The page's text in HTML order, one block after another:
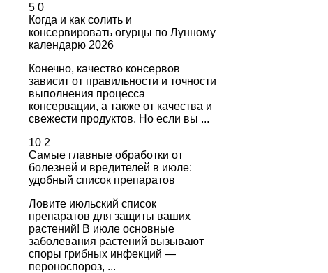
5 0
Когда и как солить и
консервировать огурцы по Лунному
календарю 2026
Конечно, качество консервов
зависит от правильности и точности
выполнения процесса
консервации, а также от качества и
свежести продуктов. Но если вы ...
10 2
Самые главные обработки от
болезней и вредителей в июле:
удобный список препаратов
Ловите июльский список
препаратов для защиты ваших
растений! В июле основные
заболевания растений вызывают
споры грибных инфекций —
пероноспороз, ...